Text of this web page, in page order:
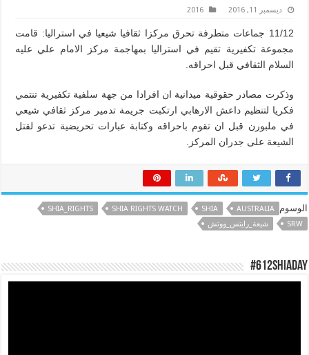
ديسمبر 11, 2016 2016
11/12 جماعات متطرفة تحرق مركزا ثقافيا شيعيا في استراليا: قامت
مجموعة تكفيرية تقيم في استراليا بمهاجمة مركز الامام علي عليه
السلام الثقافي قبل احراقه.
وذكرت مصادر حقوقية ميدانية ان افرادا من جهة سلفية تكفيرية تنتمي
فكريا لتنظيم داعش الارهابي ارتكبت جريمة تدمير مركز ثقافي شيعي
في ملبورن قبل ان تقوم باحراقه وكتابة عبارات تحريضية تدعو لقتل
الشيعة على جدران المركز.
الوسوم AUSTRALIA
SHIA
SHIA RIGHTS WATCH
SHIA_RIGHTS
SRW
شيعة_رايتس_ووتش
#612ShiaDay